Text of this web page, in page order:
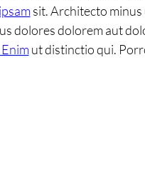
sit. Architecto
dolores dolorem aut
ut distinctio qui.